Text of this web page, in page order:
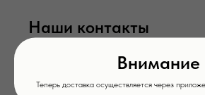
Наши контакты
Бронирование столов:
+7 (4752) 71-03-97
Внимание
Теперь доставка осуществляется через